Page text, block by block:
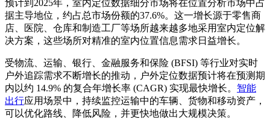
预计到2025年，室内定位数据细分市场将在位置分析市场中占
据主导地位，约占总市场份额的37.6%。这一增长源于零售商
店、医院、仓库和制造工厂等场所越来越多地采用室内定位解
决方案，这些场所对精准的室内位置信息需求日益增长。
受物流、运输、银行、金融服务和保险 (BFSI) 等行业对实时
户外追踪需求不断增长的推动，户外定位数据预计将在预测期
内以约 14.9% 的复合年增长率 (CAGR) 实现最快增长。 智能
出行应用场景中，持续监控运输中的车辆、货物和移动资产，
可以优化路线、降低风险，并更快地做出大规模决策。